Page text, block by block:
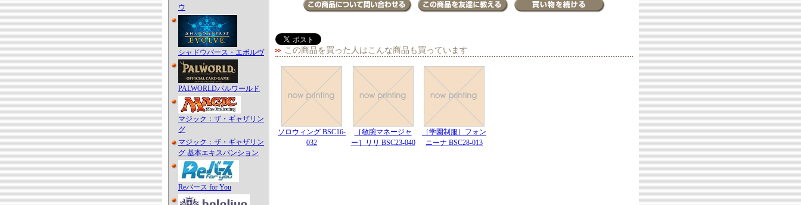
ウ
シャドウバース・エボルヴ
PALWORLDパルワールド
マジック：ザ・ギャザリン
グ
マジック：ザ・ギャザリン
グ 基本エキスパンション
Reバース for You
この商品を買った人はこんな商品も買っています
ソロウィング BSC16-
032
［敏腕マネージャ
ー］リリ BSC23-040
［学園制服］フォン
ニーナ BSC28-013